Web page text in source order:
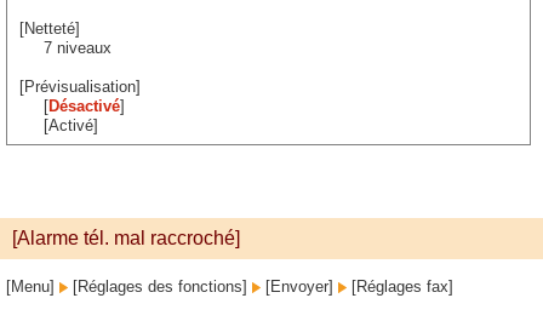
[Netteté]
7 niveaux
[Prévisualisation]
[Désactivé]
[Activé]
[Alarme tél. mal raccroché]
[Menu] [Réglages des fonctions] [Envoyer] [Réglages fax]